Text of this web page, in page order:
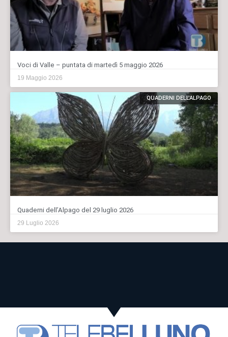
Voci di Valle – puntata di martedì 5 maggio 2026
19 Maggio 2026
QUADERNI DELL'ALPAGO
Quaderni dell’Alpago del 29 luglio 2026
29 Luglio 2026